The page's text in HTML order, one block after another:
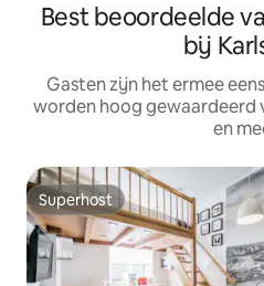
Best beoordeelde
bij
Gasten zijn het ermee
worden hoog gewaardeerd
en
Superhost
Superhost